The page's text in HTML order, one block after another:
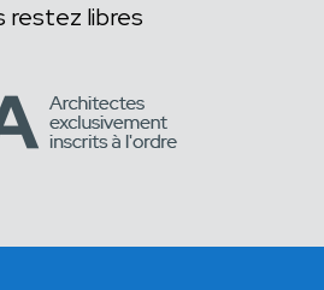
restez libres